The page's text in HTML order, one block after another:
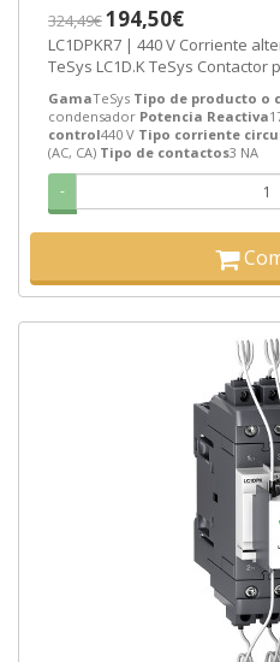
324,49€194,50€
LC1DPKR7 | 440 V Corriente alterna (AC, CA) 17 kvar 3 NA
TeSys LC1D.K TeSys Contactor
GamaTeSys Tipo de producto o
condensador Potencia Reactiva
control440 V Tipo corriente
(AC, CA) Tipo de contactos3 NA
-